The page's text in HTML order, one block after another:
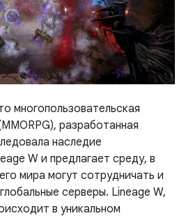
многопользовательская
разработанная
наследие
W и предлагает среду, в
мира могут сотрудничать и
серверы. Lineage W,
в уникальном